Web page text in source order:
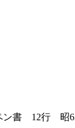
ン書 12行 昭